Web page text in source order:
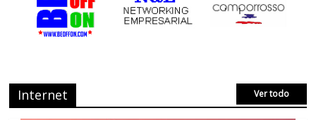
Internet Ver todo